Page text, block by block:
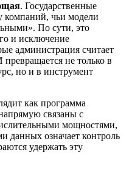
. Государственные
компаний, чьи модели
По сути, это
и исключение
администрация считает
не только в
но и в инструмент
как программа
связаны с
мощностями,
данных означает контроль
удержать эту